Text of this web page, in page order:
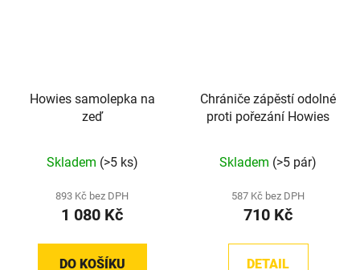
Howies samolepka na
zeď
Skladem (>5 ks)
893 Kč bez DPH
1 080 Kč
DO KOŠÍKU
Chrániče zápěstí odolné
proti pořezání Howies
Skladem (>5 pár)
587 Kč bez DPH
710 Kč
DETAIL